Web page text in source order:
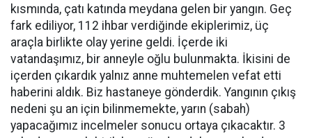
kısmında, çatı katında meydana gelen bir yangın. Geç
fark ediliyor, 112 ihbar verdiğinde ekiplerimiz, üç
araçla birlikte olay yerine geldi. İçerde iki
vatandaşımız, bir anneyle oğlu bulunmakta. İkisini de
içerden çıkardık yalnız anne muhtemelen vefat etti
haberini aldık. Biz hastaneye gönderdik. Yangının çıkış
nedeni şu an için bilinmemekte, yarın (sabah)
yapacağımız incelmeler sonucu ortaya çıkacaktır. 3